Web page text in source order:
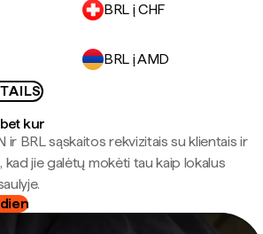
BRL į CHF
BRL į AMD
kur
ir BRL sąskaitos rekvizitais su klientais ir
jie galėtų mokėti tau kaip lokalus